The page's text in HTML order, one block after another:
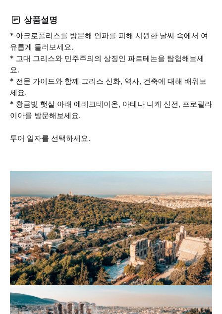
상품설명
* 아크로폴리스를 방문해 인파를 피해 시원한 날씨 속에서 여
유롭게 둘러보세요.
* 고대 그리스와 민주주의의 상징인 파르테논을 탐험해보세
요.
* 전문 가이드와 함께 그리스 신화, 역사, 건축에 대해 배워보
세요.
* 황금빛 햇살 아래 에레크테이온, 아테나 니케 신전, 프로필라
이아를 방문해보세요.
투어 일자를 선택하세요.